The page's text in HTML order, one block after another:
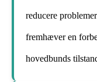
reducere
fremhæver en
hovedbunds